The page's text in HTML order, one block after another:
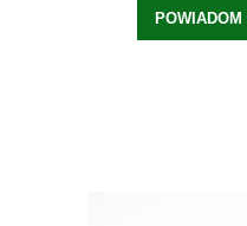
POWIADOM